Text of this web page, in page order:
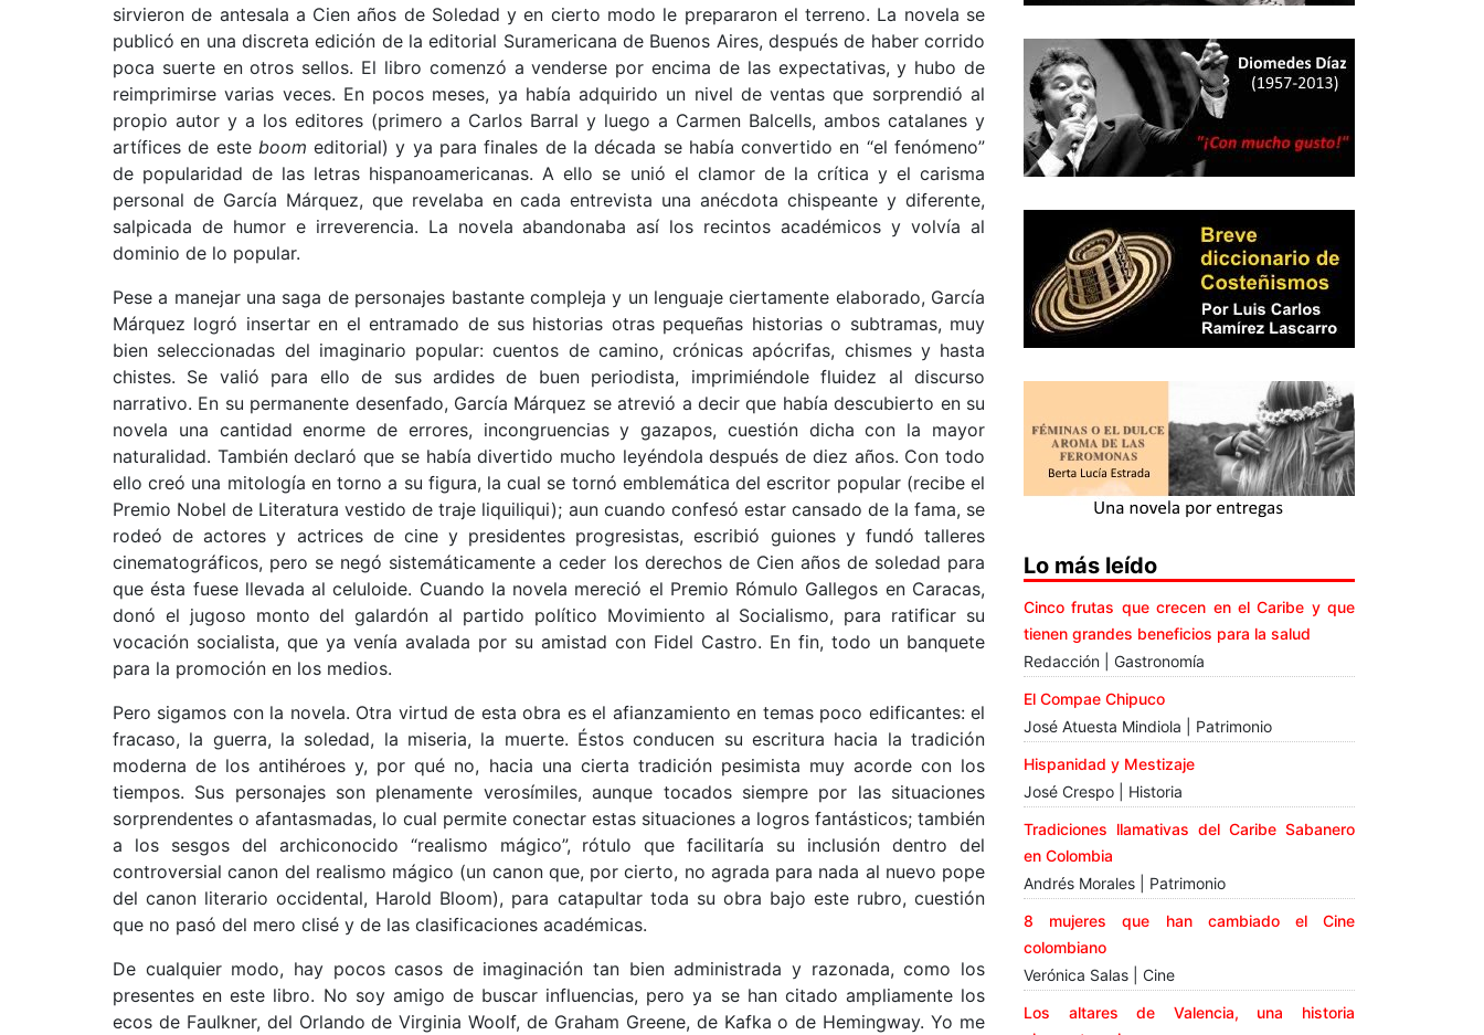
sirvieron de antesala a Cien años de Soledad y en cierto modo le prepararon el terreno. La novela se
publicó en una discreta edición de la editorial Suramericana de Buenos Aires, después de haber corrido
poca suerte en otros sellos. El libro comenzó a venderse por encima de las expectativas, y hubo de
reimprimirse varias veces. En pocos meses, ya había adquirido un nivel de ventas que sorprendió al
propio autor y a los editores (primero a Carlos Barral y luego a Carmen Balcells, ambos catalanes y
artífices de este boom editorial) y ya para finales de la década se había convertido en “el fenómeno”
de popularidad de las letras hispanoamericanas. A ello se unió el clamor de la crítica y el carisma
personal de García Márquez, que revelaba en cada entrevista una anécdota chispeante y diferente,
salpicada de humor e irreverencia. La novela abandonaba así los recintos académicos y volvía al
dominio de lo popular.
Pese a manejar una saga de personajes bastante compleja y un lenguaje ciertamente elaborado, García
Márquez logró insertar en el entramado de sus historias otras pequeñas historias o subtramas, muy
bien seleccionadas del imaginario popular: cuentos de camino, crónicas apócrifas, chismes y hasta
chistes. Se valió para ello de sus ardides de buen periodista, imprimiéndole fluidez al discurso
narrativo. En su permanente desenfado, García Márquez se atrevió a decir que había descubierto en su
novela una cantidad enorme de errores, incongruencias y gazapos, cuestión dicha con la mayor
naturalidad. También declaró que se había divertido mucho leyéndola después de diez años. Con todo
ello creó una mitología en torno a su figura, la cual se tornó emblemática del escritor popular (recibe el
Premio Nobel de Literatura vestido de traje liquiliqui); aun cuando confesó estar cansado de la fama, se
rodeó de actores y actrices de cine y presidentes progresistas, escribió guiones y fundó talleres
cinematográficos, pero se negó sistemáticamente a ceder los derechos de Cien años de soledad para
que ésta fuese llevada al celuloide. Cuando la novela mereció el Premio Rómulo Gallegos en Caracas,
donó el jugoso monto del galardón al partido político Movimiento al Socialismo, para ratificar su
vocación socialista, que ya venía avalada por su amistad con Fidel Castro. En fin, todo un banquete
para la promoción en los medios.
Pero sigamos con la novela. Otra virtud de esta obra es el afianzamiento en temas poco edificantes: el
fracaso, la guerra, la soledad, la miseria, la muerte. Éstos conducen su escritura hacia la tradición
moderna de los antihéroes y, por qué no, hacia una cierta tradición pesimista muy acorde con los
tiempos. Sus personajes son plenamente verosímiles, aunque tocados siempre por las situaciones
sorprendentes o afantasmadas, lo cual permite conectar estas situaciones a logros fantásticos; también
a los sesgos del archiconocido “realismo mágico”, rótulo que facilitaría su inclusión dentro del
controversial canon del realismo mágico (un canon que, por cierto, no agrada para nada al nuevo pope
del canon literario occidental, Harold Bloom), para catapultar toda su obra bajo este rubro, cuestión
que no pasó del mero clisé y de las clasificaciones académicas.
De cualquier modo, hay pocos casos de imaginación tan bien administrada y razonada, como los
presentes en este libro. No soy amigo de buscar influencias, pero ya se han citado ampliamente los
ecos de Faulkner, del Orlando de Virginia Woolf, de Graham Greene, de Kafka o de Hemingway. Yo me
Lo más leído
Cinco frutas que crecen en el Caribe y que
tienen grandes beneficios para la salud
Redacción | Gastronomía
El Compae Chipuco
José Atuesta Mindiola | Patrimonio
Hispanidad y Mestizaje
José Crespo | Historia
Tradiciones llamativas del Caribe Sabanero
en Colombia
Andrés Morales | Patrimonio
8 mujeres que han cambiado el Cine
colombiano
Verónica Salas | Cine
Los altares de Valencia, una historia